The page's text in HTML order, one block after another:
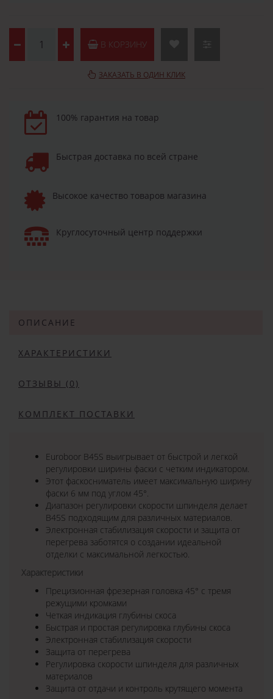
ДОБРО ПОЖАЛОВАТЬ!
Не упусти выгоду!
В КОРЗИНУ
ЗАКАЗАТЬ В ОДИН КЛИК
100% гарантия на товар
Быстрая доставка по всей стране
Высокое качество товаров магазина
Круглосуточный центр поддержки
ОПИСАНИЕ
ХАРАКТЕРИСТИКИ
ОТЗЫВЫ (0)
КОМПЛЕКТ ПОСТАВКИ
Euroboor B45S выигрывает от быстрой и легкой
регулировки ширины фаски с четким индикатором.
Этот фаскосниматель имеет максимальную ширину
фаски 6 мм под углом 45°.
Диапазон регулировки скорости шпинделя делает
B45S подходящим для различных материалов.
Электронная стабилизация скорости и защита от
перегрева заботятся о создании идеальной
отделки с максимальной легкостью.
Характеристики
Прецизионная фрезерная головка 45° с тремя
режущими кромками
Четкая индикация глубины скоса
Быстрая и простая регулировка глубины скоса
Электронная стабилизация скорости
Защита от перегрева
Регулировка скорости шпинделя для различных
материалов
Защита от отдачи и контроль крутящего момента